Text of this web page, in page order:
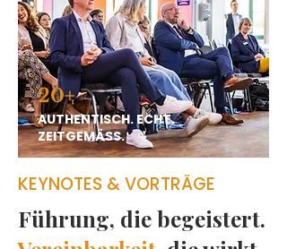
20+
AUTHENTISCH. ECHT.
ZEITGEMÄSS.
KEYNOTES & VORTRÄGE
Führung, die begeistert.